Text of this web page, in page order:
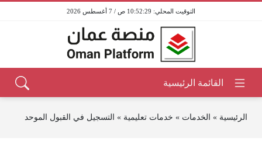
10:52:29 ص / 7 أغسطس 2026
الرئيسية » الخدمات » خدمات تعليمية » التسجيل في القبول الموحد